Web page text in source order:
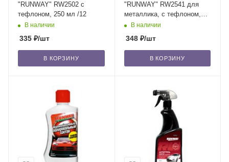
"RUNWAY" RW2502 с
тефлоном, 250 мл /12
В наличии
335 ₽/шт
В КОРЗИНУ
"RUNWAY" RW2541 для
металлика, с тефлоном,
250 мл /12
В наличии
348₽/шт
В КОРЗИНУ